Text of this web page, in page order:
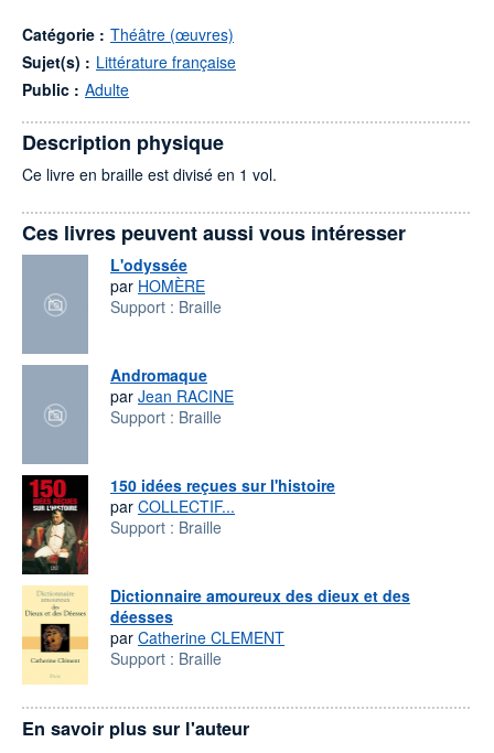
Catégorie : Théâtre (œuvres)
Sujet(s) : Littérature française
Public : Adulte
Description physique
Ce livre en braille est divisé en 1 vol.
Ces livres peuvent aussi vous intéresser
L'odyssée
par HOMÈRE
Support : Braille
Andromaque
par Jean RACINE
Support : Braille
150 idées reçues sur l'histoire
par COLLECTIF...
Support : Braille
Dictionnaire amoureux des dieux et des
déesses
par Catherine CLEMENT
Support : Braille
En savoir plus sur l'auteur